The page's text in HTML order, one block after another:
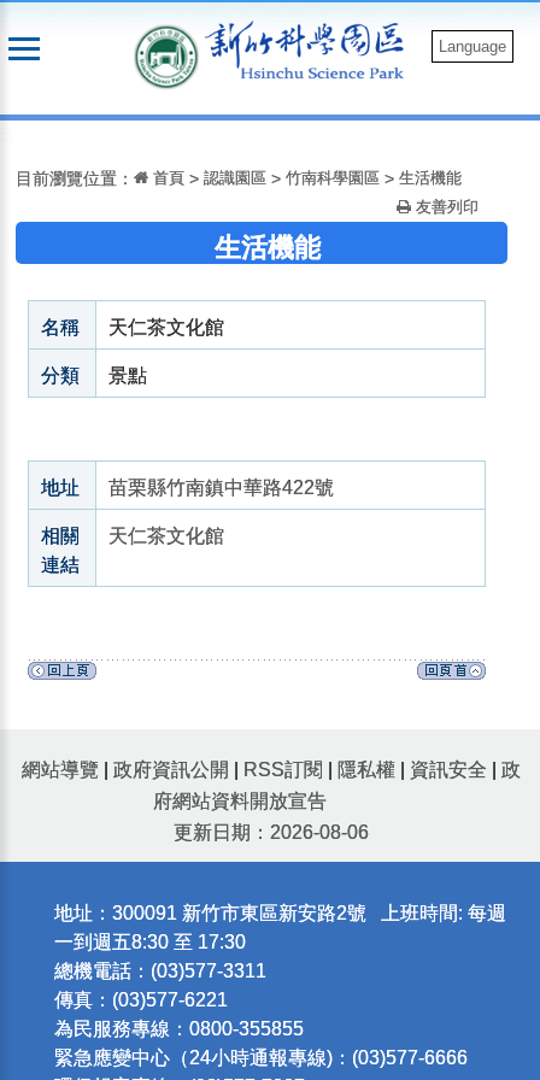
到
Language
目前瀏覽位置： 首頁 >認識園區 >竹南科學園區 >生活機能
友善列印
生活機能
名稱 天仁茶文化館
分類 景點
地址 苗栗縣竹南鎮中華路422號
相關
連結
天仁茶文化館
網站導覽 政府資訊公開 RSS訂閱 隱私權 資訊安全
政
府網站資料開放宣告
更新日期：2026-08-06
地址：300091 新竹市東區新安路2號 上班時間: 每週
一到週五8:30 至 17:30
總機電話：(03)577-3311
傳真：(03)577-6221
為民服務專線：0800-355855
緊急應變中心（24小時通報專線)：(03)577-6666